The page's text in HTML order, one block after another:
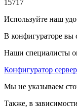
15717
Используйте наш
В конфигураторе вы
Наши специалисты
Конфигуратор
Мы не указываем
Также, в